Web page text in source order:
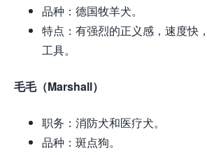
品种：德国牧羊犬。
特点：有强烈的正义感，速度快
工具。
毛毛（Marshall）
职务：消防犬和医疗犬。
品种：斑点狗。